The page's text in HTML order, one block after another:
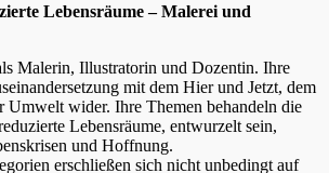
Lebensräume – Malerei und
Malerin, Illustratorin und Dozentin. Ihre
mit dem Hier und Jetzt, dem
Umwelt wider. Ihre Themen behandeln die
Lebensräume, entwurzelt sein,
und Hoffnung.
erschließen sich nicht unbedingt auf